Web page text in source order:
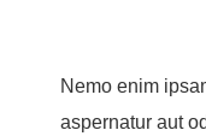
Nemo enim
aspernatur aut